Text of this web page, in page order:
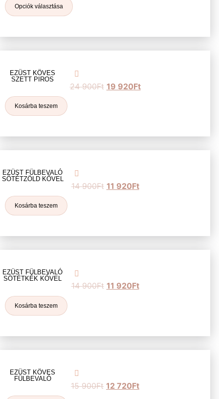
Opciók választása
EZÜST KÖVES
SZETT PIROS
24 900Ft 19 920Ft
Kosárba teszem
EZÜST FÜLBEVALÓ
SÖTÉTZÖLD KŐVEL
14 900Ft 11 920Ft
Kosárba teszem
EZÜST FÜLBEVALÓ
SÖTÉTKÉK KŐVEL
14 900Ft 11 920Ft
Kosárba teszem
EZÜST KÖVES
FÜLBEVALÓ
15 900Ft 12 720Ft